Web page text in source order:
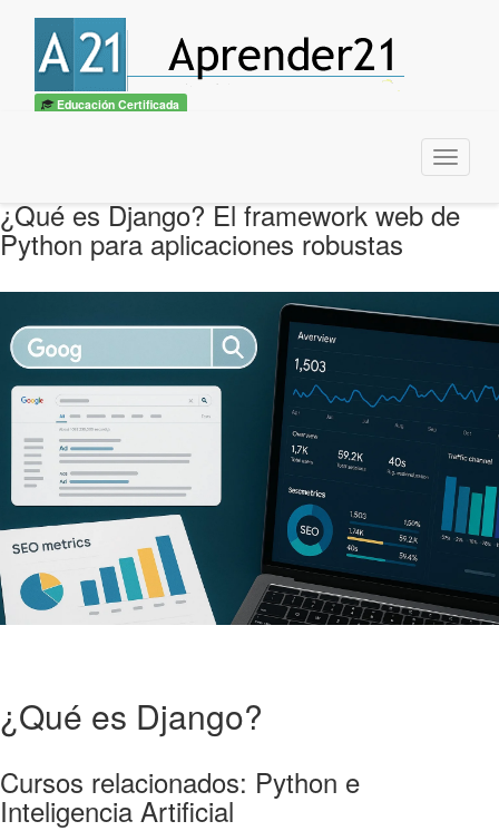
Educación Certificada
Menu
¿Qué es Django? El framework web de
Python para aplicaciones robustas
¿Qué es Django?
Cursos relacionados: Python e
Inteligencia Artificial